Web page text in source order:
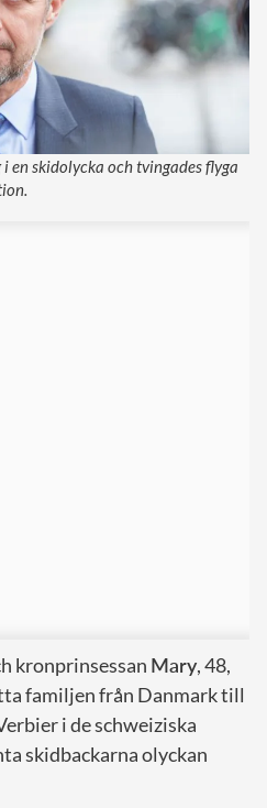
en skidolycka och tvingades flyga
kronprinsessan Mary, 48,
familjen från Danmark till
i de schweiziska
skidbackarna olyckan